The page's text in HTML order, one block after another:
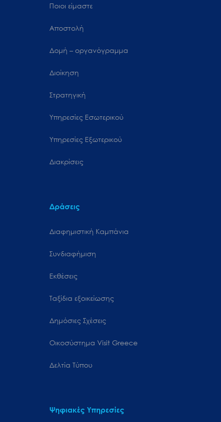
Ποιοι είμαστε
Αποστολή
Δομή – οργανόγραμμα
Διοίκηση
Στρατηγική
Υπηρεσίες Εσωτερικού
Υπηρεσίες Εξωτερικού
Διακρίσεις
Δράσεις
Διαφημιστική Καμπάνια
Συνδιαφήμιση
Εκθέσεις
Ταξίδια εξοικείωσης
Δημόσιες Σχέσεις
Oικοσύστημα Visit Greece
Δελτία Τύπου
Ψηφιακές Υπηρεσίες